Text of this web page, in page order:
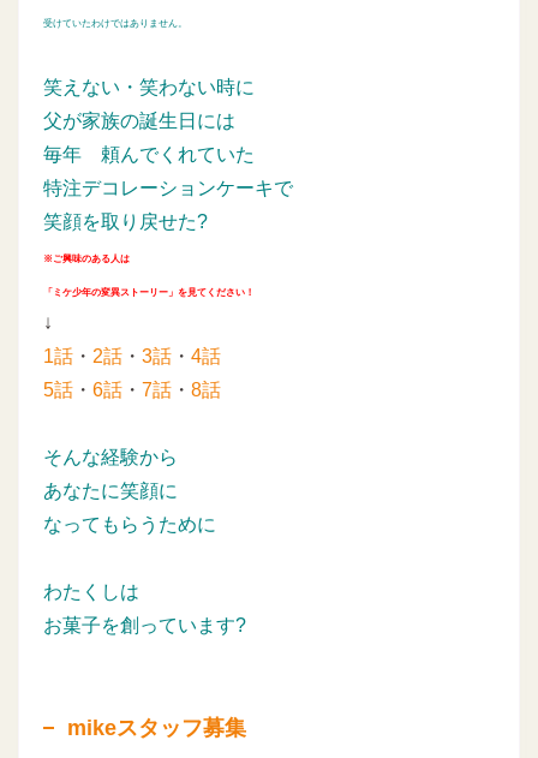
受けていたわけではありません。
笑えない・笑わない時に
父が家族の誕生日には
毎年 頼んでくれていた
特注デコレーションケーキで
笑顔を取り戻せた?
※ご興味のある人は
「ミケ少年の変異ストーリー」を見てください！
↓
1話 ・ 2話 ・ 3話 ・ 4話
5話 ・ 6話 ・ 7話 ・ 8話
そんな経験から
あなたに笑顔に
なってもらうために
わたくしは
お菓子を創っています?
mikeスタッフ募集